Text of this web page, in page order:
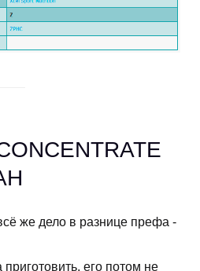
же дело в разнице префа -
его потом не